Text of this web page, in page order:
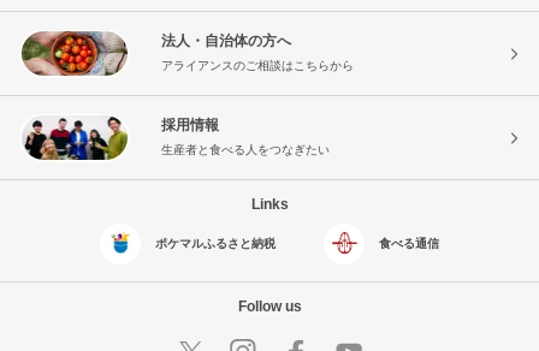
法人・自治体の方へ
アライアンスのご相談はこちらから
採用情報
生産者と食べる人をつなぎたい
Links
ポケマルふるさと納税 食べる通信
Follow us